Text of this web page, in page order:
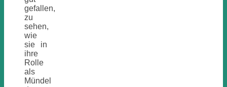
gefallen,
zu
sehen,
wie
sie in
ihre
Rolle
als
Mündel